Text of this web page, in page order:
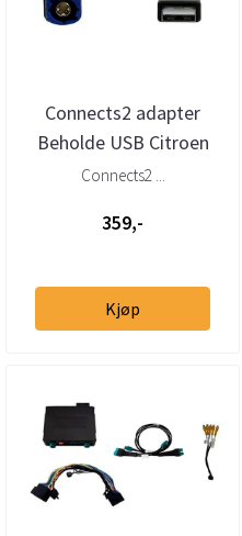
Connects2 adapter
Beholde USB Citroen
Peugeot Toyota (2016 ->
Connects2 ...
359,-
Kjøp